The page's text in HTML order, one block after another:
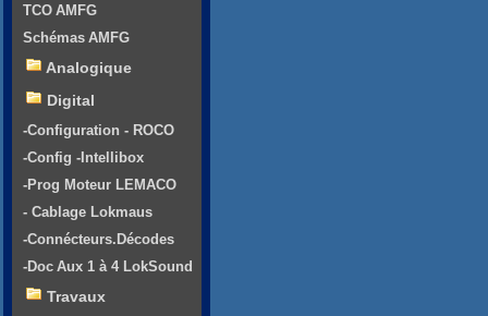
TCO AMFG
Schémas AMFG
Analogique
Digital
-Configuration - ROCO
-Config -Intellibox
-Prog Moteur LEMACO
- Cablage Lokmaus
-Connécteurs.Décodes
-Doc Aux 1 à 4 LokSound
Travaux